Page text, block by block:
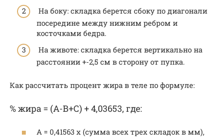
На боку: складка берется сбоку по диагонали
посередине между нижним ребром и
косточками бедра.
На животе: складка берется вертикально на
расстоянии +-2,5 см в сторону от пупка.
Как рассчитать процент жира в теле по формуле:
% жира = (А-В+С) + 4,03653, где:
А = 0,41563 х (сумма всех трех складок в мм),